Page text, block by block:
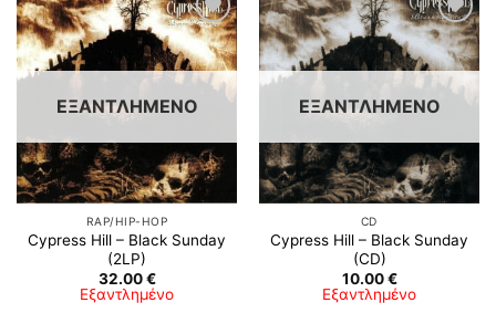
Προσθήκη
στη λίστα
επιθυμιών
ΕΞΑΝΤΛΗΜΈΝΟ
RAP/HIP-HOP
Cypress Hill – Black Sunday
(2LP)
32.00€
Εξαντλημένο
Προσθήκη
στη λίστα
επιθυμιών
ΕΞΑΝΤΛΗΜΈΝΟ
CD
Cypress Hill – Black Sunday
(CD)
10.00€
Εξαντλημένο